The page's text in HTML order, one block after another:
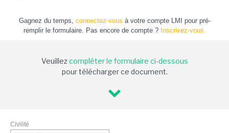
Gagnez du temps, connectez-vous à votre compte LMI pour pré-
remplir le formulaire. Pas encore de compte ? Inscrivez-vous.
Veuillezcompléter le formulaire ci-dessous
pour télécharger ce document.
Civilité